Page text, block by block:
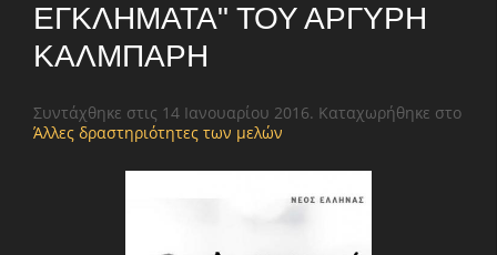
ΕΓΚΛΉΜΑΤΑ" ΤΟΥ ΑΡΓΎΡΗ
ΚΆΛΜΠΑΡΗ
Συντάχθηκε στις 14 Ιανουαρίου 2016. Καταχωρήθηκε στο
Άλλες δραστηριότητες των μελών